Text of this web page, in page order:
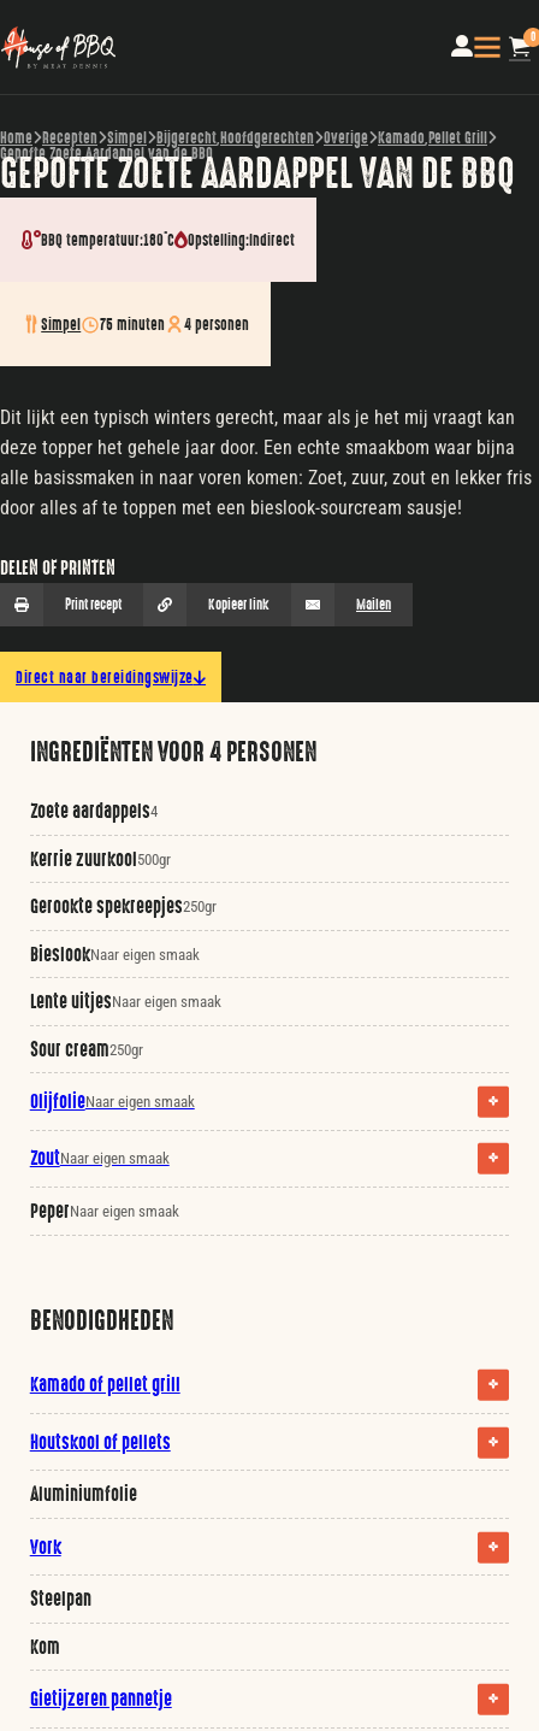
0
Home Recepten Simpel Bijgerecht Hoofdgerechten Overige Kamado Pellet Grill
Gepofte Zoete Aardappel van de BBQ
GEPOFTE ZOETE AARDAPPEL VAN DE BBQ
BBQ temperatuur:180˚C Opstelling: Indirect
Simpel 75 minuten 4 personen
Dit lijkt een typisch winters gerecht, maar als je het mij vraagt kan
deze topper het gehele jaar door. Een echte smaakbom waar bijna
alle basissmaken in naar voren komen: Zoet, zuur, zout en lekker fris
door alles af te toppen met een bieslook-sourcream sausje!
DELEN OF PRINTEN
Print recept Kopieer link Mailen
Direct naar bereidingswijze
INGREDIËNTEN VOOR 4 PERSONEN
Zoete aardappels4
Kerrie zuurkool500gr
Gerookte spekreepjes250gr
BieslookNaar eigen smaak
Lente uitjesNaar eigen smaak
Sour cream250gr
OlijfolieNaar eigen smaak
ZoutNaar eigen smaak
PeperNaar eigen smaak
BENODIGDHEDEN
Kamado of pellet grill
Houtskool of pellets
Aluminiumfolie
Vork
Steelpan
Kom
Gietijzeren pannetje